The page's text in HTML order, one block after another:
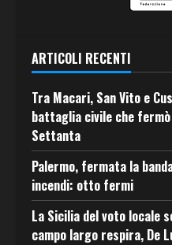
ARTICOLI RECENTI
Tra Macari, San Vito e
battaglia civile che
Settanta
Palermo, fermata la
incendi: otto fermi
La Sicilia del voto locale
campo largo respira, De